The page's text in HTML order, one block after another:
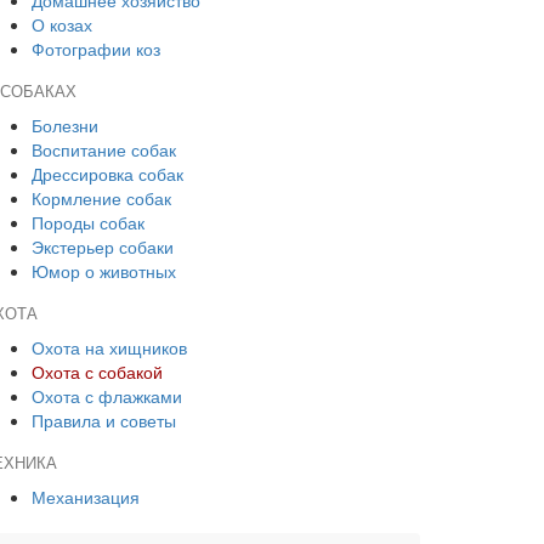
О козах
Фотографии коз
Болезни
Воспитание собак
Дрессировка собак
Кормление собак
Породы собак
Экстерьер собаки
Юмор о животных
Охота на хищников
Охота с собакой
Охота с флажками
Правила и советы
Механизация